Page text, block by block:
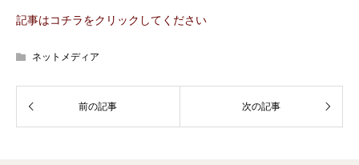
記事はコチラをクリックしてください
ネットメディア